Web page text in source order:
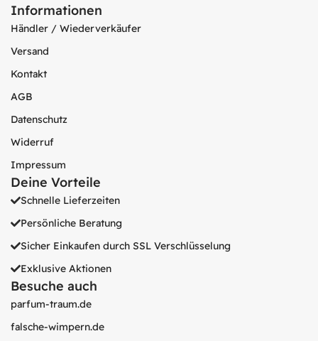
Informationen
Händler / Wiederverkäufer
Versand
Kontakt
AGB
Datenschutz
Widerruf
Impressum
Deine Vorteile
Schnelle Lieferzeiten
Persönliche Beratung
Sicher Einkaufen durch SSL Verschlüsselung
Exklusive Aktionen
Besuche auch
parfum-traum.de
falsche-wimpern.de